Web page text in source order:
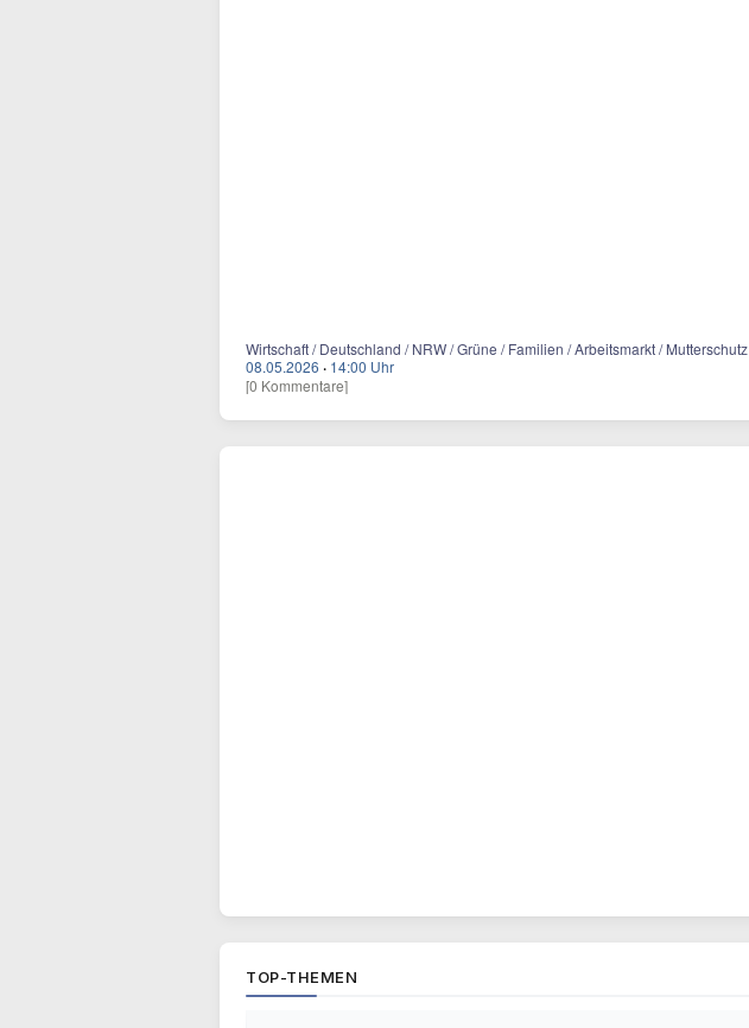
Wirtschaft / Deutschland / NRW / Grüne / Familien / Arbeitsmarkt / Mutterschutz
08.05.2026 · 14:00 Uhr
[0 Kommentare]
TOP-THEMEN